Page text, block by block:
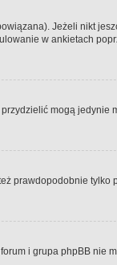
Jeżeli nikt
w ankietach
mogą jedynie
prawdopodobnie tylko
i grupa phpBB nie